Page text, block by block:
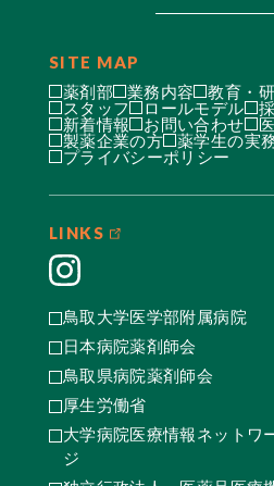
SITE MAP
薬剤部 業務内容 教育・
スタッフ
ロールモデル
新着情報
お問い合わせ
製薬企業の方
薬学生の実
プライバシーポリシー
LINKS
鳥取大学医学部附属病院
日本病院薬剤師会
鳥取県病院薬剤師会
厚生労働省
大学病院医療情報ネットワ
ジ